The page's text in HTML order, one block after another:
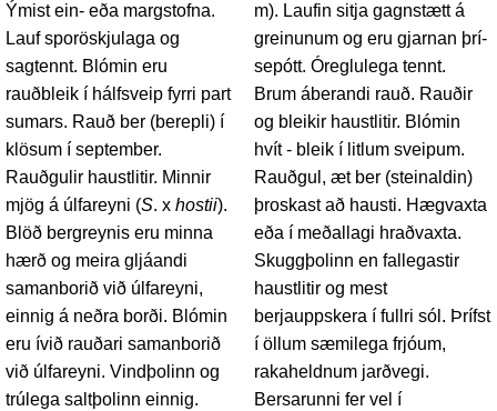
Ýmist ein- eða margstofna.
Lauf sporöskjulaga og
sagtennt. Blómin eru
rauðbleik í hálfsveip fyrri part
sumars. Rauð ber (berepli) í
klösum í september.
Rauðgulir haustlitir. Minnir
mjög á úlfareyni (S. x hostii).
Blöð bergreynis eru minna
hærð og meira gljáandi
samanborið við úlfareyni,
einnig á neðra borði. Blómin
eru ívið rauðari samanborið
við úlfareyni. Vindþolinn og
trúlega saltþolinn einnig.
m). Laufin sitja gagnstætt á
greinunum og eru gjarnan þrí-
sepótt. Óreglulega tennt.
Brum áberandi rauð. Rauðir
og bleikir haustlitir. Blómin
hvít - bleik í litlum sveipum.
Rauðgul, æt ber (steinaldin)
þroskast að hausti. Hægvaxta
eða í meðallagi hraðvaxta.
Skuggþolinn en fallegastir
haustlitir og mest
berjauppskera í fullri sól. Þrífst
í öllum sæmilega frjóum,
rakaheldnum jarðvegi.
Bersarunni fer vel í